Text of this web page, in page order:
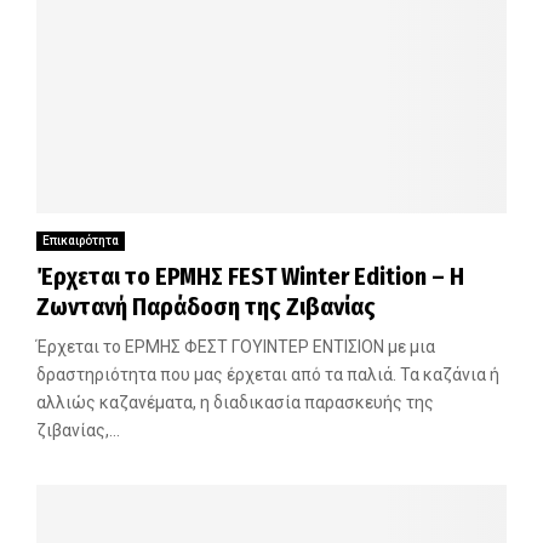
Επικαιρότητα
Έρχεται το ΕΡΜΗΣ FEST Winter Edition – Η
Ζωντανή Παράδοση της Ζιβανίας
Έρχεται το ΕΡΜΗΣ ΦΕΣΤ ΓΟΥΙΝΤΕΡ ΕΝΤΙΣΙΟΝ με μια
δραστηριότητα που μας έρχεται από τα παλιά. Τα καζάνια ή
αλλιώς καζανέματα, η διαδικασία παρασκευής της
ζιβανίας,...